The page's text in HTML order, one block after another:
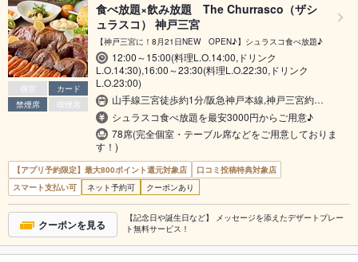
個室
カード
禁煙席
喫煙席
食べ放題×飲み放題 The Churrasco（ザシ
ュラスコ） 神戸三宮
【神戸三宮に！8月21日NEW OPEN♪】シュラスコ食べ放題♪
12:00～15:00(料理L.O.14:00,ドリンク
L.O.14:30),16:00～23:30(料理L.O.22:30,ドリンク
L.O.23:00)
山手線三宮徒歩約1分/阪急神戸本線,神戸三宮約…
シュラスコ食べ放題を最安3000円からご用意♪
78席(完全個室・テーブル席などをご用意しておりま
す！)
【アプリ予約限定】最大800ポイント還元対象店
口コミ投稿特典対象店
スマート支払い可
ネット予約可 クーポンあり
クーポンを見る
【記念日や誕生日など】 メッセージを添えたデザートプレー
ト無料サービス！